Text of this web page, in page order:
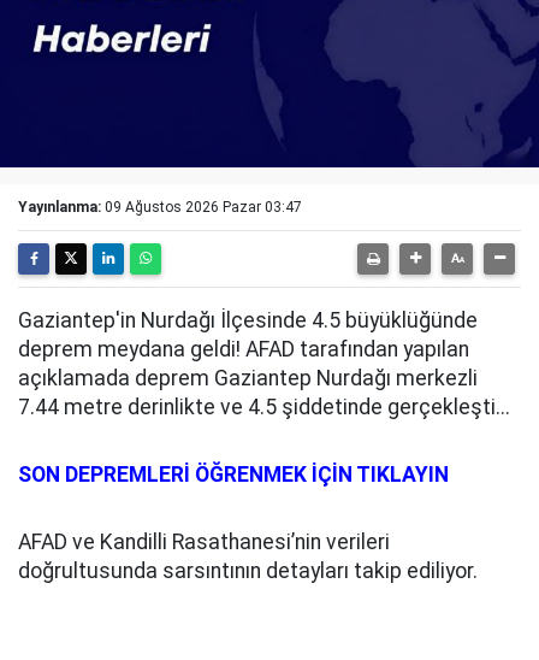
Yayınlanma: 09 Ağustos 2026 Pazar 03:47
Gaziantep'in Nurdağı İlçesinde 4.5 büyüklüğünde
deprem meydana geldi! AFAD tarafından yapılan
açıklamada deprem Gaziantep Nurdağı merkezli
7.44 metre derinlikte ve 4.5 şiddetinde gerçekleşti...
SON DEPREMLERİ ÖĞRENMEK İÇİN TIKLAYIN
AFAD ve Kandilli Rasathanesi’nin verileri
doğrultusunda sarsıntının detayları takip ediliyor.